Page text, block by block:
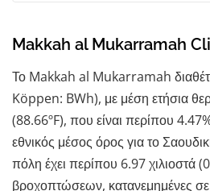
Makkah al Mukarramah
Το Makkah al Mukarramah
Köppen: BWh), με μέση ετήσια
(88.66ºF), που είναι περίπου
εθνικός μέσος όρος για το
πόλη έχει περίπου 6.97 χιλιοστά
βροχοπτώσεων, κατανεμημένες